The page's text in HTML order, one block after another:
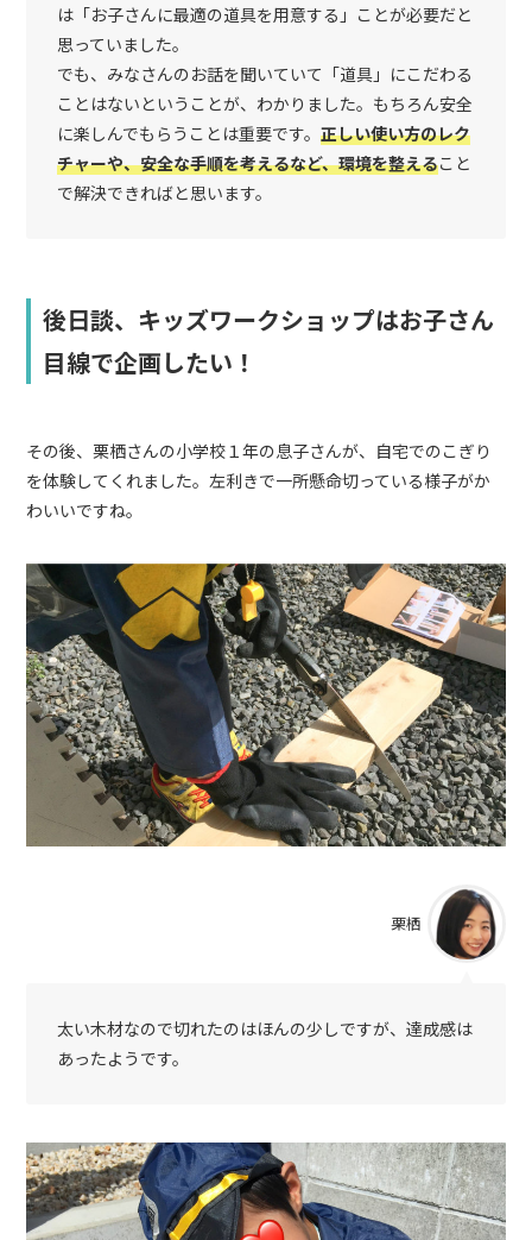
は「お子さんに最適の道具を用意する」ことが必要だと
思っていました。
でも、みなさんのお話を聞いていて「道具」にこだわる
ことはないということが、わかりました。もちろん安全
に楽しんでもらうことは重要です。 正しい使い方のレク
チャーや、安全な手順を考えるなど、環境を整えること
で解決できればと思います。
後日談、キッズワークショップはお子さん
目線で企画したい！
その後、栗栖さんの小学校１年の息子さんが、自宅でのこぎり
を体験してくれました。左利きで一所懸命切っている様子がか
わいいですね。
栗栖
太い木材なので切れたのはほんの少しですが、達成感は
あったようです。